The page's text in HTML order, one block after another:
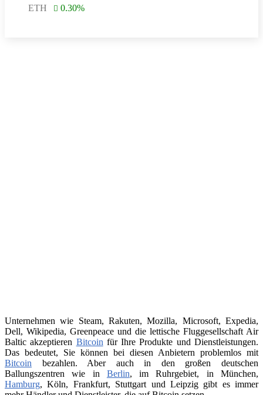
ETH 0.30%
Unternehmen wie Steam, Rakuten, Mozilla, Microsoft, Expedia,
Dell, Wikipedia, Greenpeace und die lettische Fluggesellschaft Air
Baltic akzeptieren Bitcoin für Ihre Produkte und Dienstleistungen.
Das bedeutet, Sie können bei diesen Anbietern problemlos mit
Bitcoin bezahlen. Aber auch in den großen deutschen
Ballungszentren wie in Berlin, im Ruhrgebiet, in München,
Hamburg, Köln, Frankfurt, Stuttgart und Leipzig gibt es immer